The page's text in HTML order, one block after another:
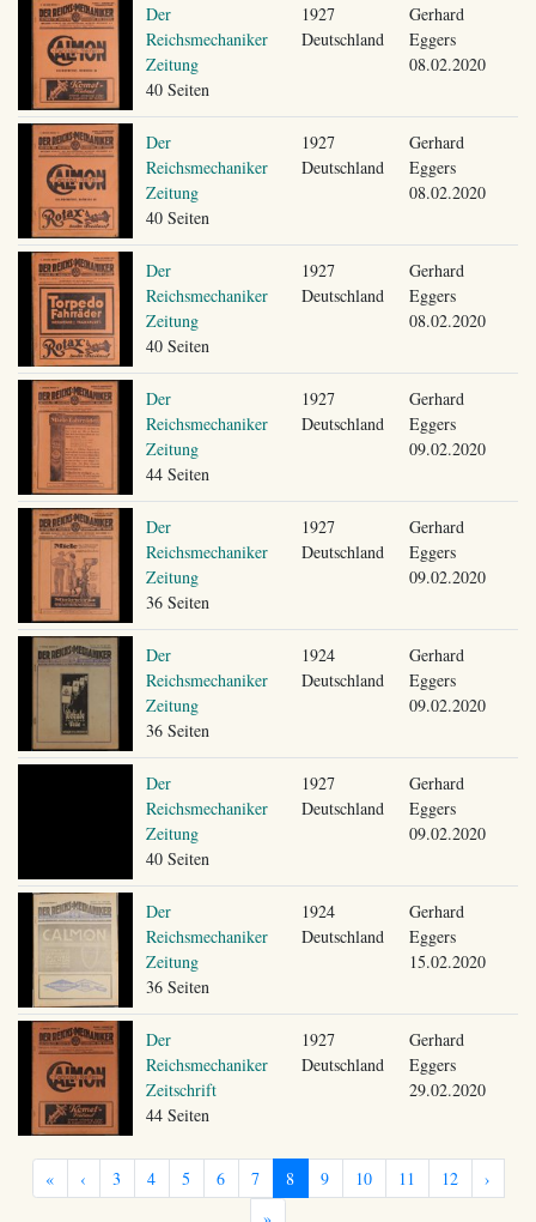
Der
Reichsmechaniker
Zeitung
40 Seiten
1927
Deutschland
Gerhard
Eggers
08.02.2020
Der
Reichsmechaniker
Zeitung
40 Seiten
1927
Deutschland
Gerhard
Eggers
08.02.2020
Der
Reichsmechaniker
Zeitung
40 Seiten
1927
Deutschland
Gerhard
Eggers
08.02.2020
Der
Reichsmechaniker
Zeitung
44 Seiten
1927
Deutschland
Gerhard
Eggers
09.02.2020
Der
Reichsmechaniker
Zeitung
36 Seiten
1927
Deutschland
Gerhard
Eggers
09.02.2020
Der
Reichsmechaniker
Zeitung
36 Seiten
1924
Deutschland
Gerhard
Eggers
09.02.2020
Der
Reichsmechaniker
Zeitung
40 Seiten
1927
Deutschland
Gerhard
Eggers
09.02.2020
Der
Reichsmechaniker
Zeitung
36 Seiten
1924
Deutschland
Gerhard
Eggers
15.02.2020
Der
Reichsmechaniker
Zeitschrift
44 Seiten
1927
Deutschland
Gerhard
Eggers
29.02.2020
« ‹ 3 4 5 6 7 8 9 10 11 12
›
»